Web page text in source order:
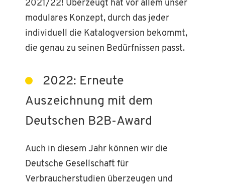
2021/22! Überzeugt hat vor allem unser
modulares Konzept, durch das jeder
individuell die Katalogversion bekommt,
die genau zu seinen Bedürfnissen passt.
2022: Erneute
Auszeichnung mit dem
Deutschen B2B-Award
Auch in diesem Jahr können wir die
Deutsche Gesellschaft für
Verbraucherstudien überzeugen und